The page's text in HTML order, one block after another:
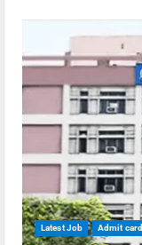
Latest Job Admit card